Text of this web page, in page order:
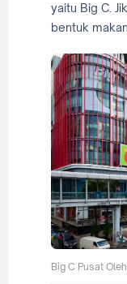
yaitu Big C.
bentuk
Big C Pusat